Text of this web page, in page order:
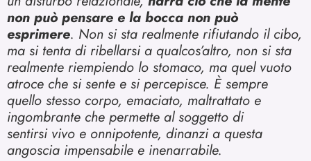
non può pensare e la bocca non può
esprimere. Non si sta realmente rifiutando il cibo,
ma si tenta di ribellarsi a qualcos’altro, non si sta
realmente riempiendo lo stomaco, ma quel vuoto
atroce che si sente e si percepisce. È sempre
quello stesso corpo, emaciato, maltrattato e
ingombrante che permette al soggetto di
sentirsi vivo e onnipotente, dinanzi a questa
angoscia impensabile e inenarrabile.